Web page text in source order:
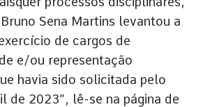
Sena Martins levantou a
de cargos de
e/ou representação
havia sido solicitada pelo
de 2023”, lê-se na página de